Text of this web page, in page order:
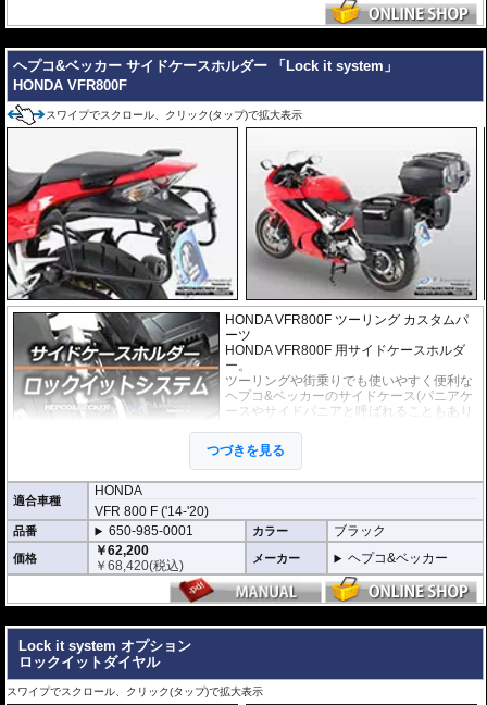
※写真のEasylackは位置決めガイドを折りたたんだ状態、Alurackは位置決めガ
イドを取りつけた状態です。
ヘプコ&ベッカーのトップケースはこちらからご確認下さい。
ヘプコ&ベッカー サイドケースホルダー 「Lock it system」
HONDA VFR800F
スワイプでスクロール、クリック(タップ)で拡大表示
HONDA VFR800F ツーリング カスタムパ
ーツ
HONDA VFR800F 用サイドケースホルダ
ー。
ツーリングや街乗りでも使いやすく便利な
ヘプコ&ベッカーのサイドケース (パニアケ
ースやサイドパニアと呼ばれることもあり
ない時には、ケースだけでなく、ホルダー
自体も簡単に取り外すことのできる、「ロ
ックイットシステム」を採用しています。
使わないときは簡単に取り外すことができ、車体を軽くできます。ツーリング
や街乗りに合わせて使いやすく便利だと好評です。
フレームはパイプ内部に性質の異なる特殊強化パイプをさらに1本追加させた2
重構造を採用。堅牢且つ利便性に優れた商品です。
高耐久パウダー塗装仕上げ。
※ケースのラインナップはこちらからご確認ください
※サイドケースホルダー用アダプターはケースに付属しています。 詳細はこ
ちら
つづきを見る
適合車種
HONDA
VFR 800 F ('14-'20)
品番 650-985-0001 カラー ブラック
価格
￥62,200
￥68,420(税込) メーカー ヘプコ&ベッカー
Lock it system オプション
ロックイットダイヤル
スワイプでスクロール、クリック(タップ)で拡大表示